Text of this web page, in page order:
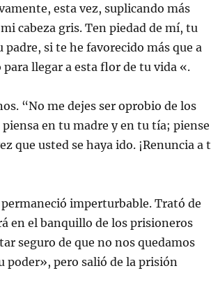
esta vez, suplicando más
cabeza gris. Ten piedad de mí, tu
si te he favorecido más que a
llegar a esta flor de tu vida «.
“No me dejes ser oprobio de los
en tu madre y en tu tía; piense
que usted se haya ido. ¡Renuncia a
imperturbable. Trató de
en el banquillo de los prisioneros
seguro de que no nos quedamos
poder», pero salió de la prisión